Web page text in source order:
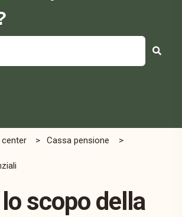
center Cassa pensione
scopo della